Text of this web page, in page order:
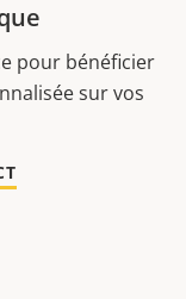
pour bénéficier
sur vos